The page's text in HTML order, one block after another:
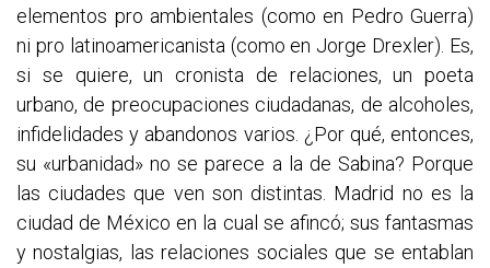
elementos pro ambientales (como en Pedro Guerra)
ni pro latinoamericanista (como en Jorge Drexler). Es,
si se quiere, un cronista de relaciones, un poeta
urbano, de preocupaciones ciudadanas, de alcoholes,
infidelidades y abandonos varios. ¿Por qué, entonces,
su «urbanidad» no se parece a la de Sabina? Porque
las ciudades que ven son distintas. Madrid no es la
ciudad de México en la cual se afincó; sus fantasmas
y nostalgias, las relaciones sociales que se entablan